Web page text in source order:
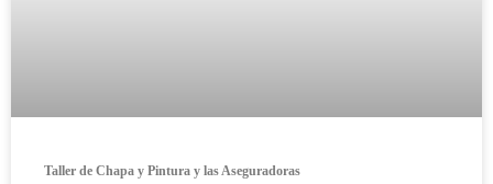
Taller de Chapa y Pintura y las Aseguradoras